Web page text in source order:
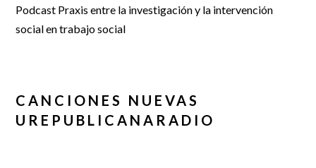
Podcast Praxis entre la investigación y la intervención
social en trabajo social
CANCIONES NUEVAS
UREPUBLICANARADIO